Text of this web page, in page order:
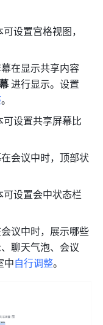
设置宫格视图，
在显示共享内容
进行显示。设置
。
设置共享屏幕比
会议中时，顶部状
可设置会中状态栏
议中时，展示哪些
聊天气泡、会议
中自行调整。